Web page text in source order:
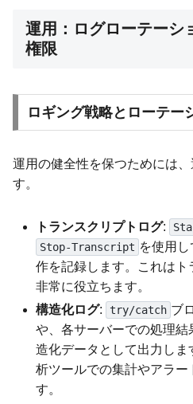
運用：ログローテーシ
権限
ロギング戦略とローテー
運用の健全性を保つためには
す。
トランスクリプトログ:
Stop-Transcript を使用
作を記録します。これはト
非常に役立ちます。
構造化ログ: try/catch ブ
や、各サーバーでの処理
造化データとして出力し
析ツールでの集計やアラー
す。